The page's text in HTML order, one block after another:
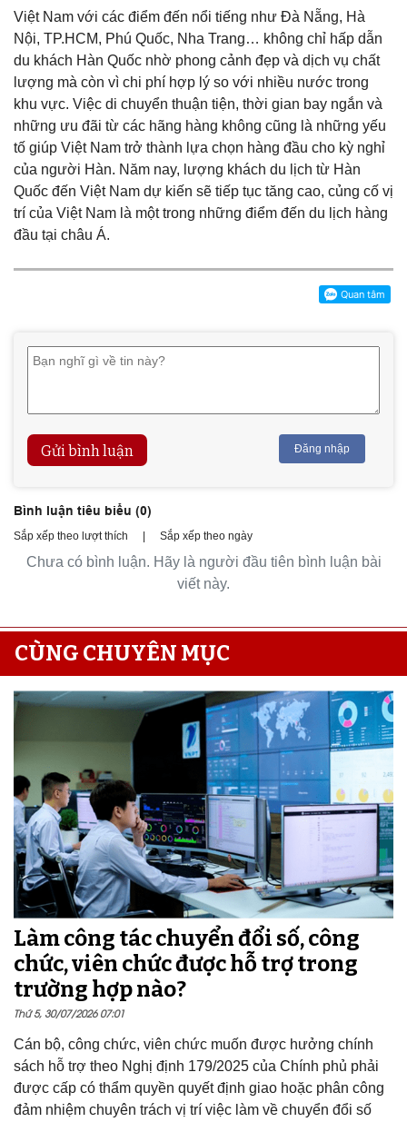
Việt Nam với các điểm đến nổi tiếng như Đà Nẵng, Hà
Nội, TP.HCM, Phú Quốc, Nha Trang… không chỉ hấp dẫn
du khách Hàn Quốc nhờ phong cảnh đẹp và dịch vụ chất
lượng mà còn vì chi phí hợp lý so với nhiều nước trong
khu vực. Việc di chuyển thuận tiện, thời gian bay ngắn và
những ưu đãi từ các hãng hàng không cũng là những yếu
tố giúp Việt Nam trở thành lựa chọn hàng đầu cho kỳ nghỉ
của người Hàn. Năm nay, lượng khách du lịch từ Hàn
Quốc đến Việt Nam dự kiến sẽ tiếp tục tăng cao, củng cố vị
trí của Việt Nam là một trong những điểm đến du lịch hàng
đầu tại châu Á.
Gửi bình luận Đăng nhập
Bình luận tiêu biểu (0)
Sắp xếp theo lượt thích Sắp xếp theo ngày
Chưa có bình luận. Hãy là người đầu tiên bình luận bài
viết này.
CÙNG CHUYÊN MỤC
Làm công tác chuyển đổi số, công
chức, viên chức được hỗ trợ trong
trường hợp nào?
Thứ 5, 30/07/2026 07:01
Cán bộ, công chức, viên chức muốn được hưởng chính
sách hỗ trợ theo Nghị định 179/2025 của Chính phủ phải
được cấp có thẩm quyền quyết định giao hoặc phân công
đảm nhiệm chuyên trách vị trí việc làm về chuyển đổi số